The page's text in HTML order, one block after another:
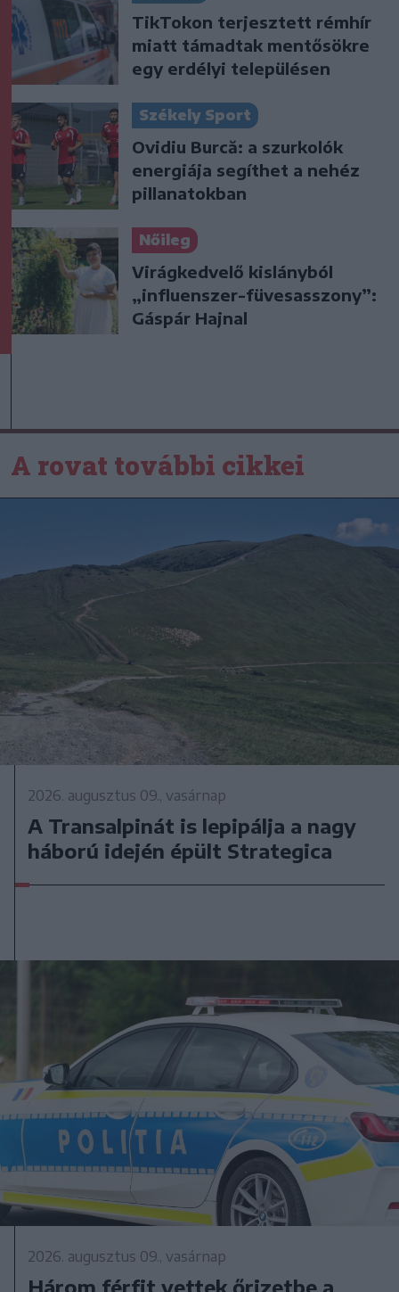
TikTokon terjesztett rémhír
miatt támadtak mentősökre
egy erdélyi településen
Székely Sport
Ovidiu Burcă: a szurkolók
energiája segíthet a nehéz
pillanatokban
Nőileg
Virágkedvelő kislányból
„influenszer-füvesasszony”:
Gáspár Hajnal
A rovat további cikkei
2026. augusztus 09., vasárnap
A Transalpinát is lepipálja a nagy
háború idején épült Strategica
2026. augusztus 09., vasárnap
Három férfit vettek őrizetbe a